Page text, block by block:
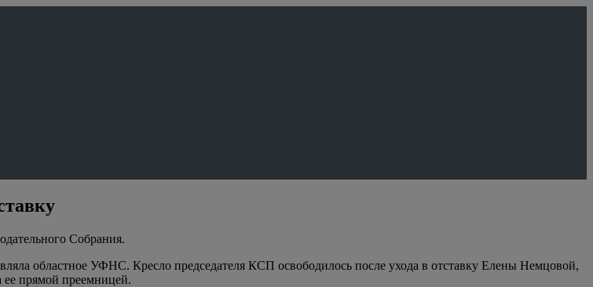
Собрания.
областное УФНС. Кресло председателя КСП освободилось после ухода в отставку Елены Немцовой,
прямой преемницей.